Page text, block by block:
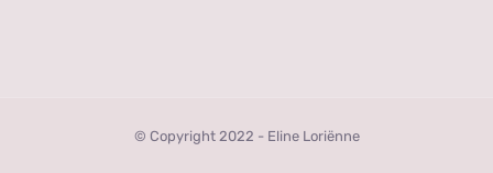
© Copyright 2022 - Eline Loriënne